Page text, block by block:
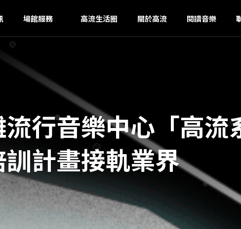
場館服務 高流生活圈 關於高流 閱讀音樂
行音樂中心「高流
計畫接軌業界